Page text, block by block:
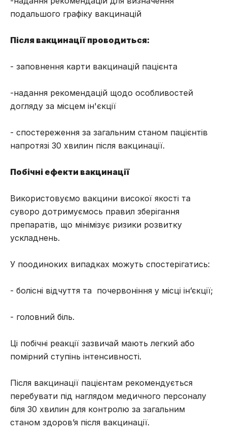
подальшого графіку вакцинацій
Після вакцинації проводиться:
- заповнення карти вакцинацій пацієнта
-надання рекомендацій щодо особливостей
догляду за місцем ін'єкції
- спостереження за загальним станом пацієнтів
напротязі 30 хвилин після вакцинації.
Побічні ефекти вакцинації
Використовуємо вакцини високої якості та
суворо дотримуємось правил зберігання
препаратів, що мінімізує ризики розвитку
ускладнень.
У поодиноких випадках можуть спостерігатись:
- болісні відчуття та почервоніння у місці ін’єкції;
- головний біль.
Ці побічні реакції зазвичай мають легкий або
помірний ступінь інтенсивності.
Після вакцинації пацієнтам рекомендується
перебувати під наглядом медичного персоналу
біля 30 хвилин для контролю за загальним
станом здоров’я після вакцинації.